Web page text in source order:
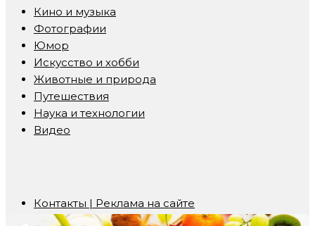
Кино и музыка
Фотографии
Юмор
Искусство и хобби
Животные и природа
Путешествия
Наука и технологии
Видео
Контакты | Реклама на сайте